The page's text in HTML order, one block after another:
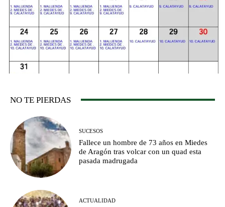
NO TE PIERDAS
SUCESOS
Fallece un hombre de 73 años en Miedes
de Aragón tras volcar con un quad esta
pasada madrugada
ACTUALIDAD